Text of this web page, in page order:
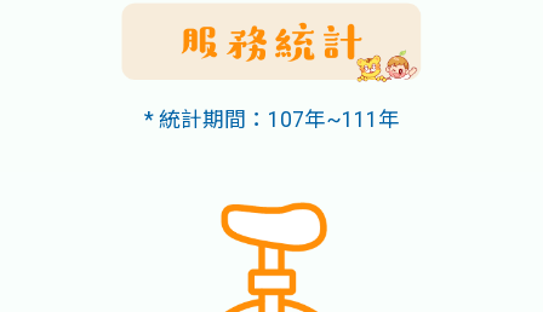
* 統計期間：107年~111年